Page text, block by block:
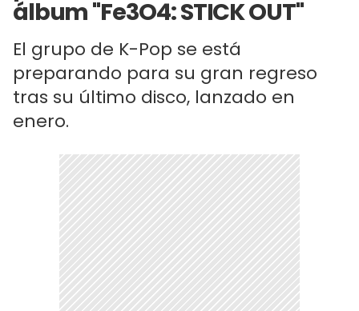
álbum "Fe3O4: STICK OUT"
El grupo de K-Pop se está
preparando para su gran regreso
tras su último disco, lanzado en
enero.